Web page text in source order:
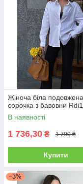
Жіноча біла подовжена
сорочка з бавовни
В наявності
1 736,30 ₴ 1 790 ₴
Купити
–3%